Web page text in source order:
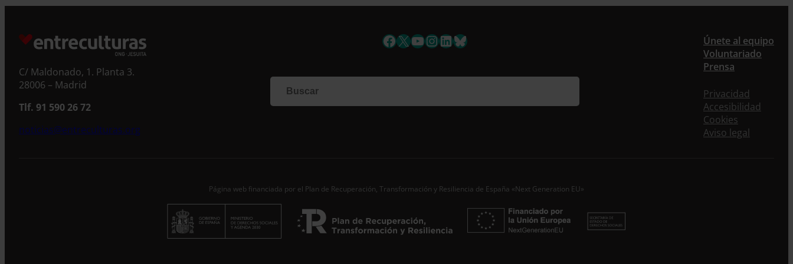
Suscríbete a la newsletter
Si quieres recibir nuestra newsletter mensual y los
información, no dejes de completar este formulario.
Al instante, te daremos de alta en nuestra base de
datos y podrás estar al tanto de todas las novedades.
Correo electrónico *
C/ Maldonado, 1. Planta 3.
28006 – Madrid
Tlf. 91 590 26 72
noticias@entreculturas.org
Facebook
X YouTube
Instagram
LinkedIn
Bluesky
Únete al equipo
Voluntariado
Prensa
Privacidad
Accesibilidad
Cookies
Aviso legal
Página web financiada por el Plan de Recuperación, Transformación y Resiliencia de España «Next Generation EU»